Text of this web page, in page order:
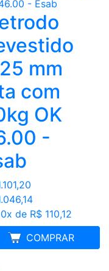
mm
com
OK
-
de R$ 110,12
COMPRAR
FRETE GRÁTIS